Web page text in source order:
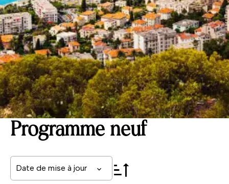
Programme neuf
Date de mise à jour